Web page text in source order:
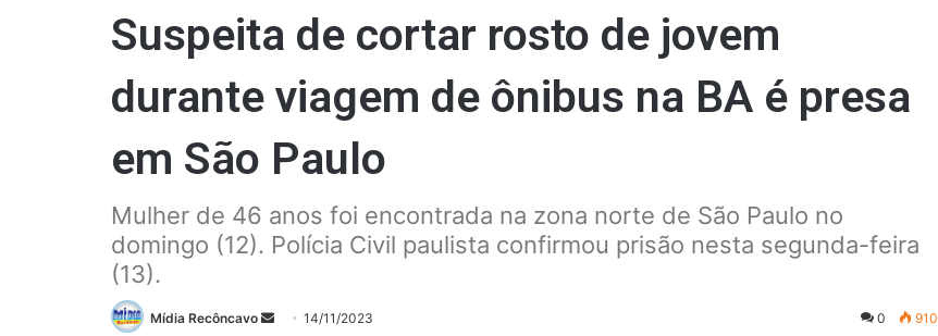
Suspeita de cortar rosto de jovem
durante viagem de ônibus na BA é presa
em São Paulo
Mulher de 46 anos foi encontrada na zona norte de São Paulo no
domingo (12). Polícia Civil paulista confirmou prisão nesta segunda-feira
(13).
Mídia Recôncavo
Mande14/11/2023 0 910